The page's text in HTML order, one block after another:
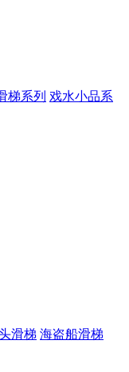
梯系列 戏水小品系
滑梯 海盗船滑梯